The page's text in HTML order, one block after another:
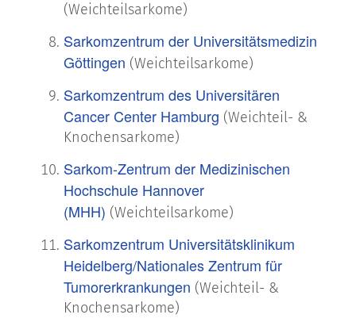
(Weichteilsarkome)
Sarkomzentrum der Universitätsmedizin
Göttingen (Weichteilsarkome)
Sarkomzentrum des Universitären
Cancer Center Hamburg (Weichteil- &
Knochensarkome)
Sarkom-Zentrum der Medizinischen
Hochschule Hannover
(MHH) (Weichteilsarkome)
Sarkomzentrum Universitätsklinikum
Heidelberg/Nationales Zentrum für
Tumorerkrankungen (Weichteil- &
Knochensarkome)